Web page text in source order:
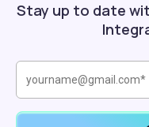
Stay up to date